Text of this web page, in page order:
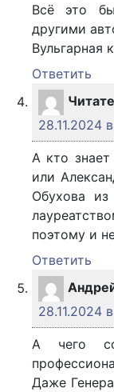
Всё это
другими
Вульгарная
Ответить
28.11.2024
А кто
или
Обухова
поэтому и
Ответить
28.11.2024
А чего
Даже